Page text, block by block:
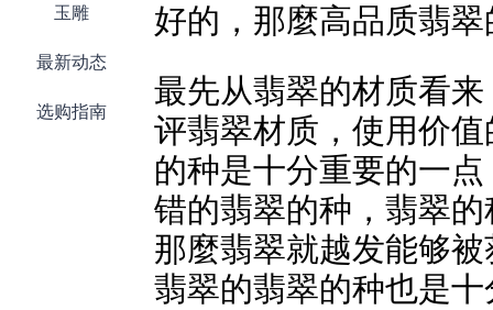
玉雕
最新动态
选购指南
好的，那麼高品质翡
最先从翡翠的材质看
评翡翠材质，使用价
的种是十分重要的一
错的翡翠的种，翡翠
那麼翡翠就越发能够
翡翠的翡翠的种也是